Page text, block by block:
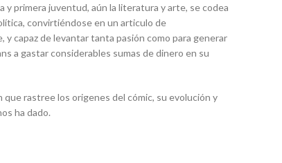
primera juventud, aún la literatura y arte, se codea
convirtiéndose en un articulo de
capaz de levantar tanta pasión como para generar
a gastar considerables sumas de dinero en su
que rastree los origenes del cómic, su evolución y
ha dado.